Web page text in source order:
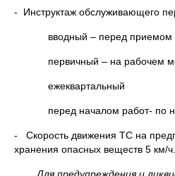
- Инструктаж обслуживающего
вводный – перед приемом
первичный – на рабочем
ежеквартальный
перед началом работ- по
- Скорость движения ТС на
хранения опасных веществ 5 км/